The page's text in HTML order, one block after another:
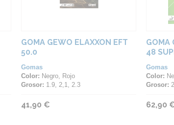
GOMA GEWO ELAXXON EFT
50.0
Gomas
Color: Negro, Rojo
Grosor: 1.9, 2,1, 2.3
41,90 €
GOMA
48
Gomas
Color:
Grosor:
62,90